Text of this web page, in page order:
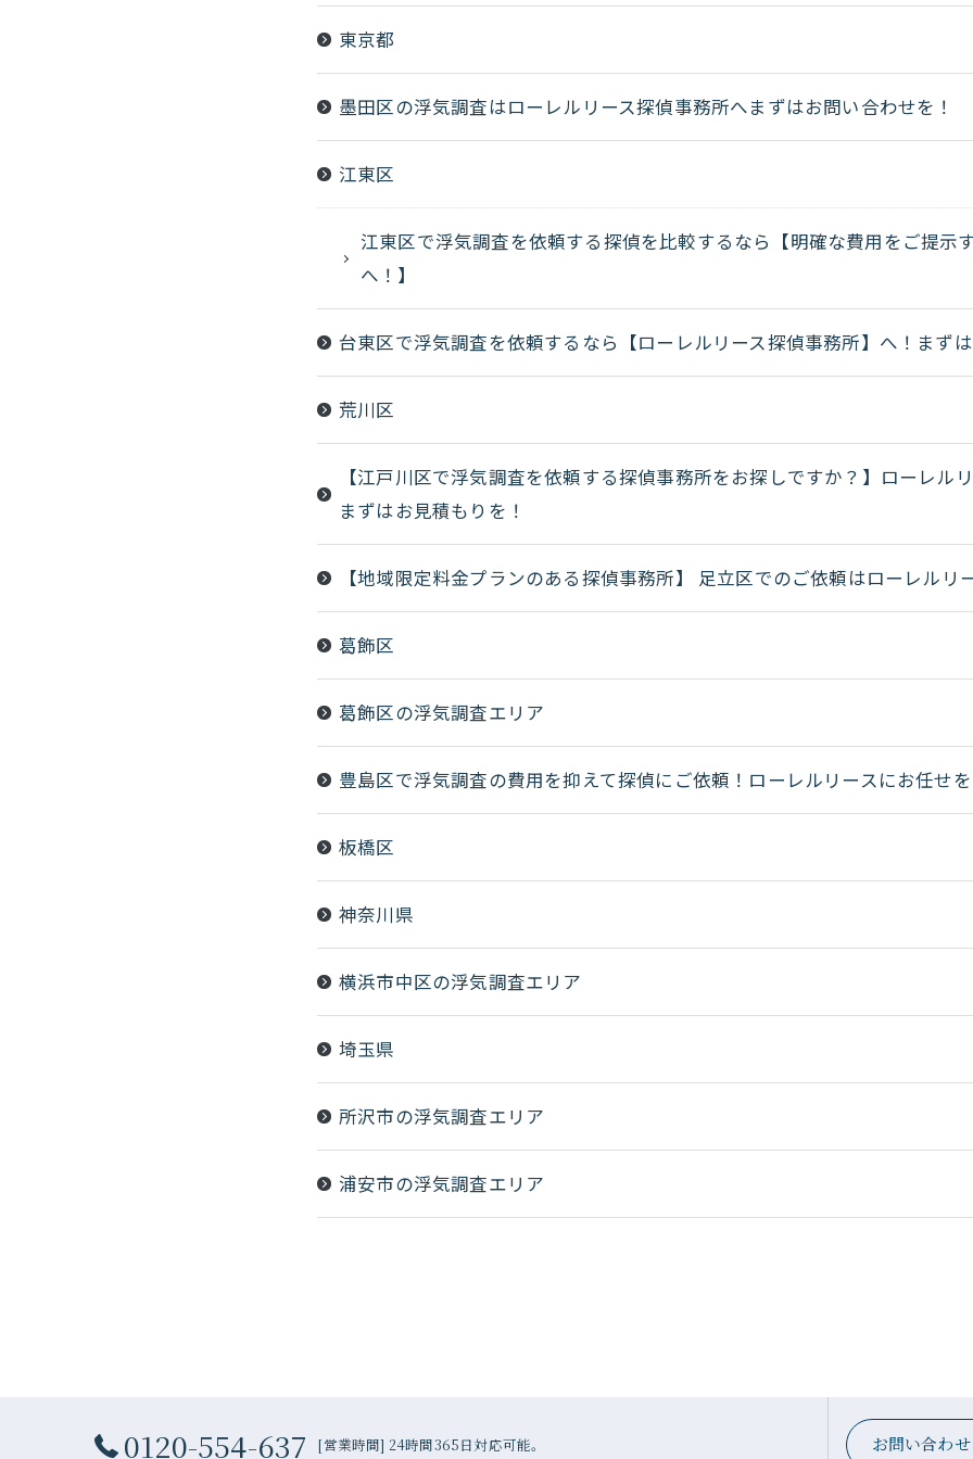
東京都
墨田区の浮気調査はローレルリース探偵事務所へまずはお問い合わせを！
江東区
江東区で浮気調査を依頼する探偵を比較するなら【明確な費用をご提示
へ！】
台東区で浮気調査を依頼するなら【ローレルリース探偵事務所】へ！まず
荒川区
【江戸川区で浮気調査を依頼する探偵事務所をお探しですか？】ローレル
まずはお見積もりを！
【地域限定料金プランのある探偵事務所】 足立区でのご依頼はローレルリ
葛飾区
葛飾区の浮気調査エリア
豊島区で浮気調査の費用を抑えて探偵にご依頼！ローレルリースにお任せを
板橋区
神奈川県
横浜市中区の浮気調査エリア
埼玉県
所沢市の浮気調査エリア
浦安市の浮気調査エリア
0120-554-637 [営業時間] 24時間365日対応可能。 お問い合わ